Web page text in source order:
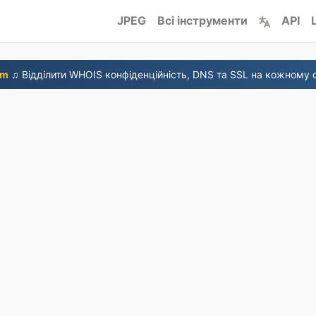
JPEG Всі інструменти API
♫ Відділити WHOIS конфіденційність, DNS та SSL на кожному